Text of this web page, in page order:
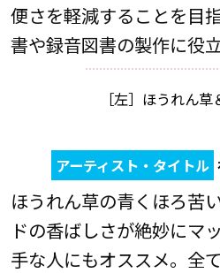
便さを軽減することを目
書や録音図書の製作に役
［左］ほうれん
アーティスト・タイトル
ほうれん草の青くほろ苦
ドの香ばしさが絶妙にマ
手な人にもオススメ。全